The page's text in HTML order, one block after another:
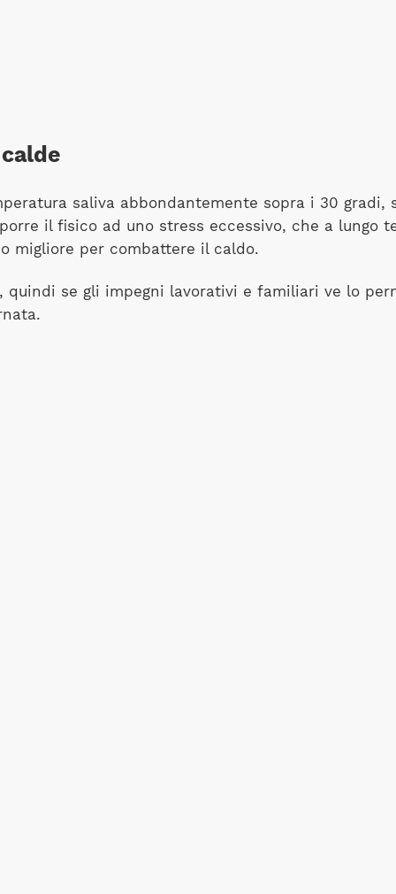
saliva abbondantemente sopra i 30 gradi,
il fisico ad uno stress eccessivo, che a lungo
migliore per combattere il caldo.
, quindi se gli impegni lavorativi e familiari ve lo